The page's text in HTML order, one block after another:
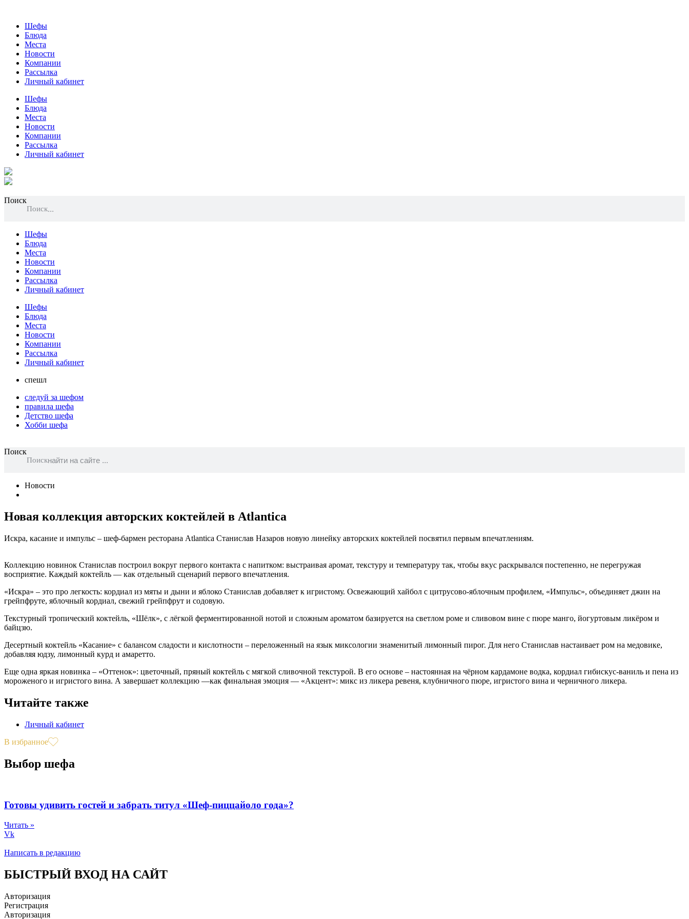
Шефы
Блюда
Места
Новости
Компании
Рассылка
Личный кабинет
Шефы
Блюда
Места
Новости
Компании
Рассылка
Личный кабинет
Поиск
Поиск
Шефы
Блюда
Места
Новости
Компании
Рассылка
Личный кабинет
Шефы
Блюда
Места
Новости
Компании
Рассылка
Личный кабинет
спешл
следуй за шефом
правила шефа
Детство шефа
Хобби шефа
Поиск
Поиск
Новости
Новая коллекция авторских коктейлей в Atlantica
Искра, касание и импульс – шеф-бармен ресторана Atlantica Станислав Назаров новую линейку авторских коктейлей посвятил первым впечатлениям.
Коллекцию новинок Станислав построил вокруг первого контакта с напитком: выстраивая аромат, текстуру и температуру так, чтобы вкус раскрывался постепенно, не перегружая
восприятие. Каждый коктейль — как отдельный сценарий первого впечатления.
«Искра» – это про легкость: кордиал из мяты и дыни и яблоко Станислав добавляет к игристому. Освежающий хайбол с цитрусово-яблочным профилем, «Импульс», объединяет джин на
грейпфруте, яблочный кордиал, свежий грейпфрут и содовую.
Текстурный тропический коктейль, «Шёлк», с лёгкой ферментированной нотой и сложным ароматом базируется на светлом роме и сливовом вине с пюре манго, йогуртовым ликёром и
байцзю.
Десертный коктейль «Касание» с балансом сладости и кислотности – переложенный на язык миксологии знаменитый лимонный пирог. Для него Станислав настаивает ром на медовике,
добавляя юдзу, лимонный курд и амаретто.
Еще одна яркая новинка – «Оттенок»: цветочный, пряный коктейль с мягкой сливочной текстурой. В его основе – настоянная на чёрном кардамоне водка, кордиал гибискус-ваниль и пена из
мороженого и игристого вина. А завершает коллекцию —как финальная эмоция — «Акцент»: микс из ликера ревеня, клубничного пюре, игристого вина и черничного ликера.
Читайте также
Личный кабинет
В избранное
Выбор шефа
Готовы удивить гостей и забрать титул «Шеф-пиццайоло года»?
Читать »
Vk
Написать в редакцию
БЫСТРЫЙ ВХОД НА САЙТ
Авторизация
Регистрация
Авторизация